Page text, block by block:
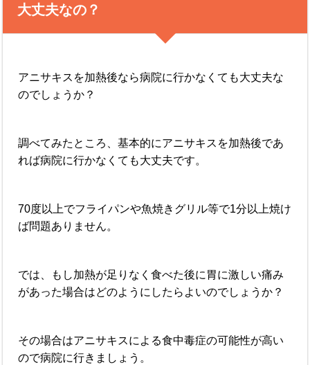
大丈夫なの？
アニサキスを加熱後なら病院に行かなくても大丈夫な
のでしょうか？
調べてみたところ、基本的にアニサキスを加熱後であ
れば病院に行かなくても大丈夫です。
70度以上でフライパンや魚焼きグリル等で1分以上焼け
ば問題ありません。
では、もし加熱が足りなく食べた後に胃に激しい痛み
があった場合はどのようにしたらよいのでしょうか？
その場合はアニサキスによる食中毒症の可能性が高い
ので病院に行きましょう。